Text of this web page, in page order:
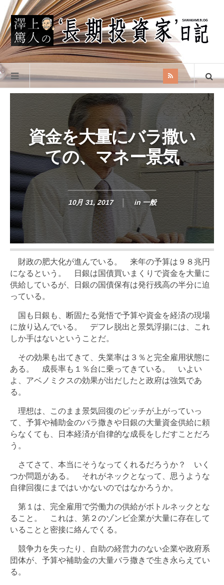
資金を大量にバラ撒い
ての、マネー景気
10月 31, 2017 in 一般
財政の肥大化が進んでいる。 来年の予算は９８兆円
になるという。 日銀は国債買いまくりで資金を大量に
供給しているが、日銀の国債保有は発行残高の半分に迫
っている。
国も日銀も、断固たる覚悟で予算や資金を経済の現場
に放り込んでいる。 デフレ脱出と景気浮揚には、これ
しか手はないということだ。
その効果も出てきて、失業率は３％と完全雇用状態に
ある。 成長率も１％台に乗ってきている。 いよい
よ、アベノミクスの効果が出だしたと政府は強気であ
る。
理想は、このまま景気回復のピッチが上がっていっ
て、予算や補助金のバラ撒きや日銀の大量資金供給に頼
らなくても、日本経済が自律的な成長をしだすことだろ
う。
さてさて、本当にそうなってくれるだろうか？ いく
つか問題がある。 それがネックとなって、思うような
自律回復にまではいかないのではなかろうか。
第１は、完全雇用で労働力の供給がボトルネックとな
ること。 これは、第２のゾンビ企業が大量に存在して
いることと密接に絡んでくる。
競争力を失ったり、自助の経営力のない企業や政府系
団体が、予算や補助金の大量バラ撒きで生き永らえてい
る。